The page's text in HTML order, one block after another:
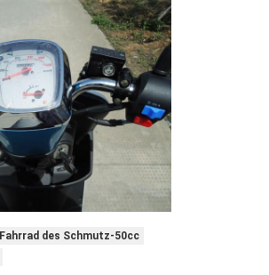
Fahrrad des Schmutz-50cc